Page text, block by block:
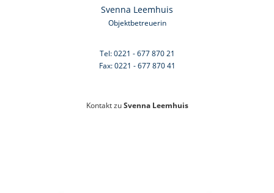
Svenna Leemhuis
Objektbetreuerin
Tel: 0221 - 677 870 21
Fax: 0221 - 677 870 41
Kontakt zuSvenna Leemhuis